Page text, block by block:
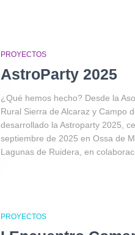
PROYECTOS
AstroParty 2025
¿Qué hemos hecho? Desde la
Rural Sierra de Alcaraz y Campo
desarrollado la Astroparty 2025,
septiembre de 2025 en Ossa de
Lagunas de Ruidera, en
PROYECTOS